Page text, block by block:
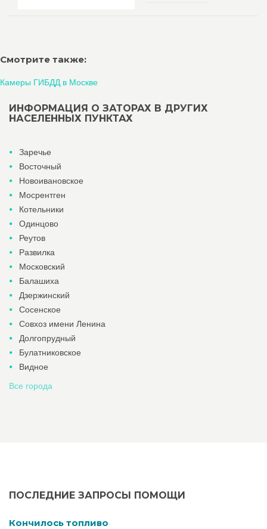
Смотрите также:
Камеры ГИБДД в Москве
ИНФОРМАЦИЯ О ЗАТОРАХ В ДРУГИХ
НАСЕЛЕННЫХ ПУНКТАХ
Заречье
Восточный
Новоивановское
Мосрентген
Котельники
Одинцово
Реутов
Развилка
Московский
Балашиха
Дзержинский
Сосенское
Совхоз имени Ленина
Долгопрудный
Булатниковское
Видное
Все города
ПОСЛЕДНИЕ ЗАПРОСЫ ПОМОЩИ
Кончилось топливо